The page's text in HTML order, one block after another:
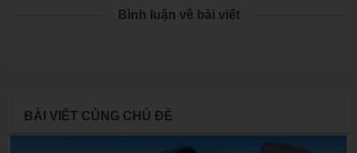
Bình luận về bài viết
BÀI VIẾT CÙNG CHỦ ĐỀ